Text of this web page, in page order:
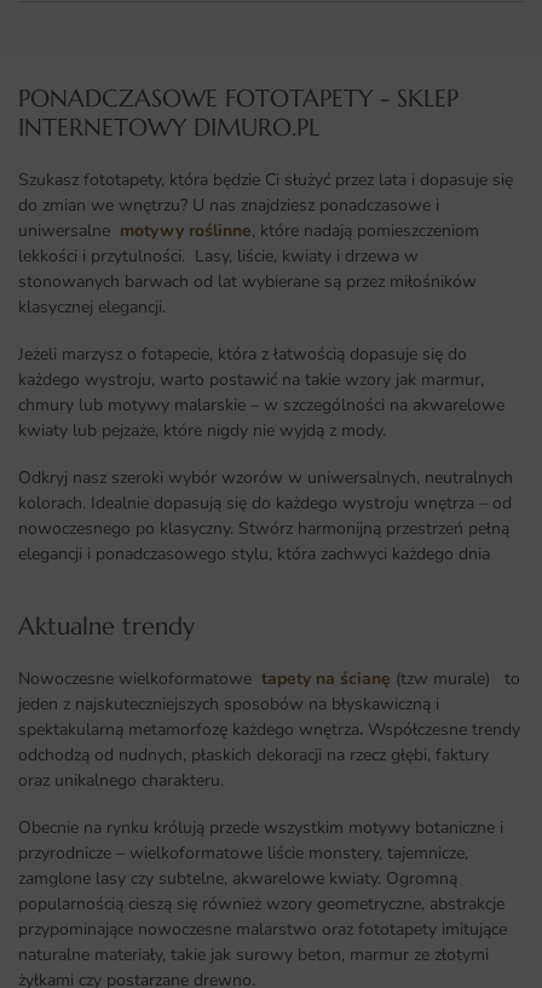
PONADCZASOWE FOTOTAPETY - SKLEP
INTERNETOWY DIMURO.PL​
Szukasz fototapety, która będzie Ci służyć przez lata i dopasuje się
do zmian we wnętrzu? U nas znajdziesz ponadczasowe i
uniwersalne motywy roślinne, które nadają pomieszczeniom
lekkości i przytulności. Lasy, liście, kwiaty i drzewa w
stonowanych barwach od lat wybierane są przez miłośników
klasycznej elegancji.
Jeżeli marzysz o fotapecie, która z łatwością dopasuje się do
każdego wystroju, warto postawić na takie wzory jak marmur,
chmury lub motywy malarskie – w szczególności na akwarelowe
kwiaty lub pejzaże, które nigdy nie wyjdą z mody.
Odkryj nasz szeroki wybór wzorów w uniwersalnych, neutralnych
kolorach. Idealnie dopasują się do każdego wystroju wnętrza – od
nowoczesnego po klasyczny. Stwórz harmonijną przestrzeń pełną
elegancji i ponadczasowego stylu, która zachwyci każdego dnia
Aktualne trendy​
Nowoczesne wielkoformatowe tapety na ścianę (tzw murale) to
jeden z najskuteczniejszych sposobów na błyskawiczną i
spektakularną metamorfozę każdego wnętrza. Współczesne trendy
odchodzą od nudnych, płaskich dekoracji na rzecz głębi, faktury
oraz unikalnego charakteru.
Obecnie na rynku królują przede wszystkim motywy botaniczne i
przyrodnicze – wielkoformatowe liście monstery, tajemnicze,
zamglone lasy czy subtelne, akwarelowe kwiaty. Ogromną
popularnością cieszą się również wzory geometryczne, abstrakcje
przypominające nowoczesne malarstwo oraz fototapety imitujące
naturalne materiały, takie jak surowy beton, marmur ze złotymi
żyłkami czy postarzane drewno.